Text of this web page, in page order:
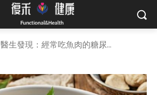
醫生發現：經常吃魚肉的糖尿...